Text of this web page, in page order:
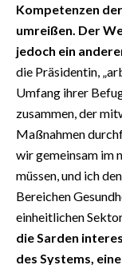
Kompetenzen
umreißen. Der
jedoch ein
die Präsidentin,
Umfang ihrer
zusammen, der
Maßnahmen
wir gemeinsam im
müssen, und ich
Bereichen
einheitlichen
die Sarden
des Systems,